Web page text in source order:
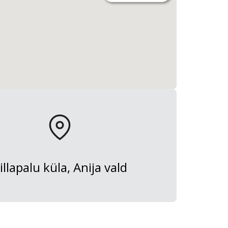
küla, Anija vald